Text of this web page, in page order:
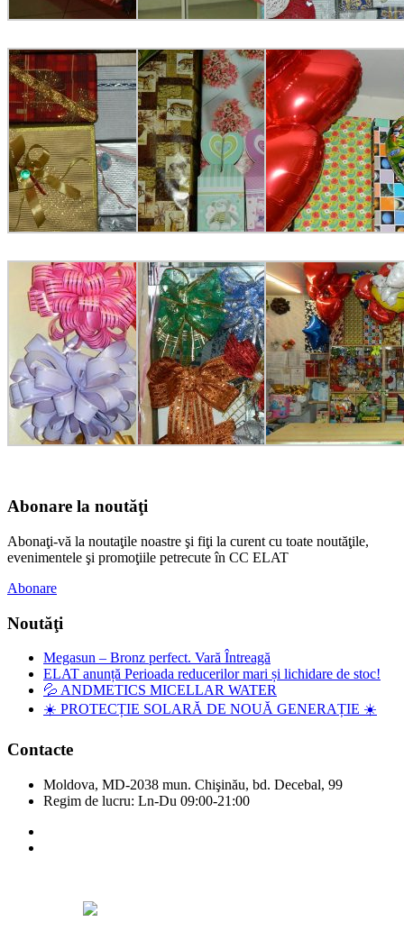
Abonare la noutăţi
Abonaţi-vă la noutaţile noastre şi fiţi la curent cu toate noutăţile,
evenimentele şi promoţiile petrecute în CC ELAT
Abonare
Noutăţi
Megasun – Bronz perfect. Vară Întreagă
ELAT anunță Perioada reducerilor mari și lichidare de stoc!
💦 ANDMETICS MICELLAR WATER
☀️ PROTECȚIE SOLARĂ DE NOUĂ GENERAȚIE ☀️
Contacte
Moldova, MD-2038 mun. Chişinău, bd. Decebal, 99
Regim de lucru: Ln-Du 09:00-21:00